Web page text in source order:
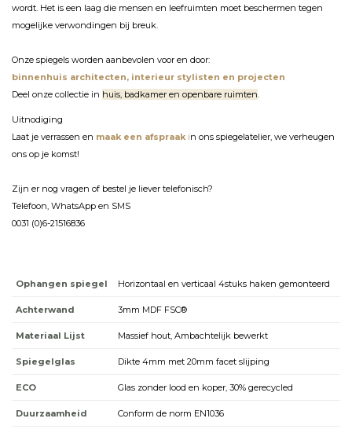
wordt. Het is een laag die mensen en leefruimten moet beschermen tegen
mogelijke verwondingen bij breuk.
Onze spiegels worden aanbevolen voor en door:
binnenhuis architecten, interieur stylisten en projecten
Deel onze collectie in huis, badkamer en openbare ruimten.
Uitnodiging
Laat je verrassen en maak een afspraakin ons spiegelatelier, we verheugen
ons op je komst!
Zijn er nog vragen of bestel je liever telefonisch?
Telefoon, WhatsApp en SMS
0031 (0)6-21516836
Ophangen spiegel Horizontaal en verticaal 4stuks haken gemonteerd
Achterwand 3mm MDF FSC®
Materiaal Lijst Massief hout, Ambachtelijk bewerkt
Spiegelglas Dikte 4mm met 20mm facet slijping
ECO Glas zonder lood en koper, 30% gerecycled
Duurzaamheid Conform de norm EN1036